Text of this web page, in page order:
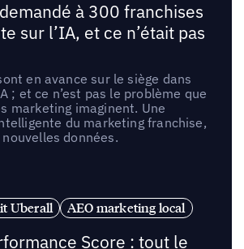
à 300 franchises
sur l’IA, et ce n’était pas
en avance sur le siège dans
; et ce n’est pas le problème que
marketing imaginent. Une
du marketing franchise,
données.
Uberall
AEO marketing local
Score : tout le